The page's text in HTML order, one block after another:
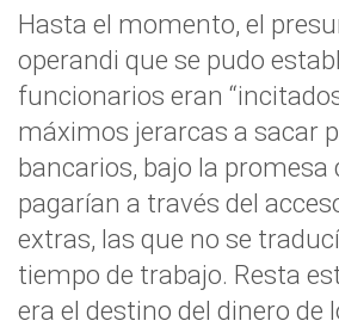
Hasta el momento, el
operandi que se pudo
funcionarios eran
máximos jerarcas a sacar
bancarios, bajo la promesa
pagarían a través del
extras, las que no se
tiempo de trabajo. Resta
era el destino del dinero de